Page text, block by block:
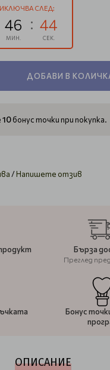
СЛЕД:
46
МИН.
43
СЕК.
ДОБАВИ В
10бонус точки при покупка.
/Напишете отзив
Бърза
Преглед
Бонус
ОПИСАНИЕ